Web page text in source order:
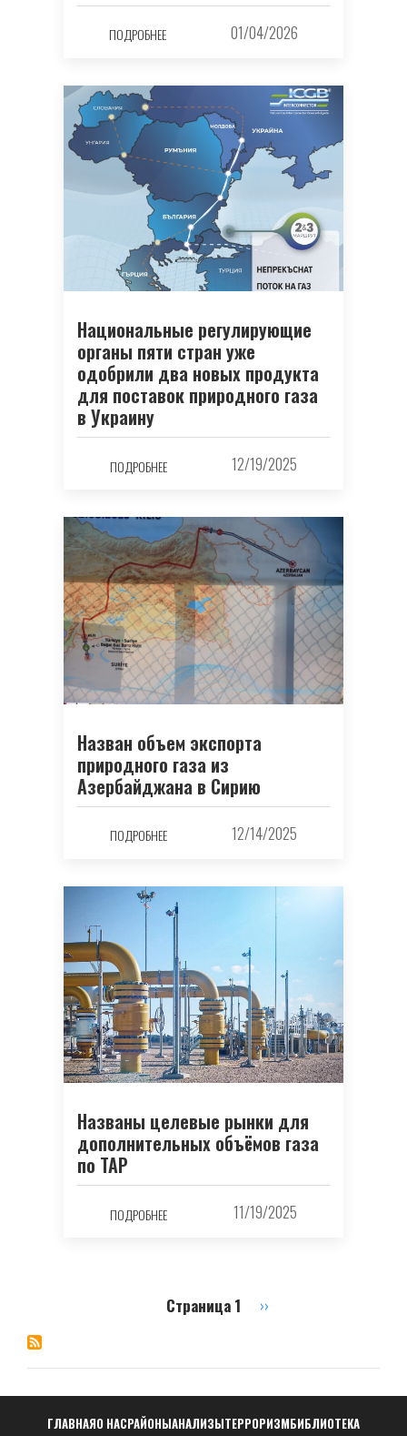
ПОДРОБНЕЕ 01/04/2026
Национальные регулирующие
органы пяти стран уже
одобрили два новых продукта
для поставок природного газа
в Украину
ПОДРОБНЕЕ 12/19/2025
Назван объем экспорта
природного газа из
Азербайджана в Сирию
ПОДРОБНЕЕ 12/14/2025
Названы целевые рынки для
дополнительных объёмов газа
по TAP
ПОДРОБНЕЕ 11/19/2025
страниц
Страница 1
Следующая
››
Навигация
ГЛАВНАЯО НАСРАЙОНЫАНАЛИЗЫТЕРРОРИЗМБИБЛИОТЕКА